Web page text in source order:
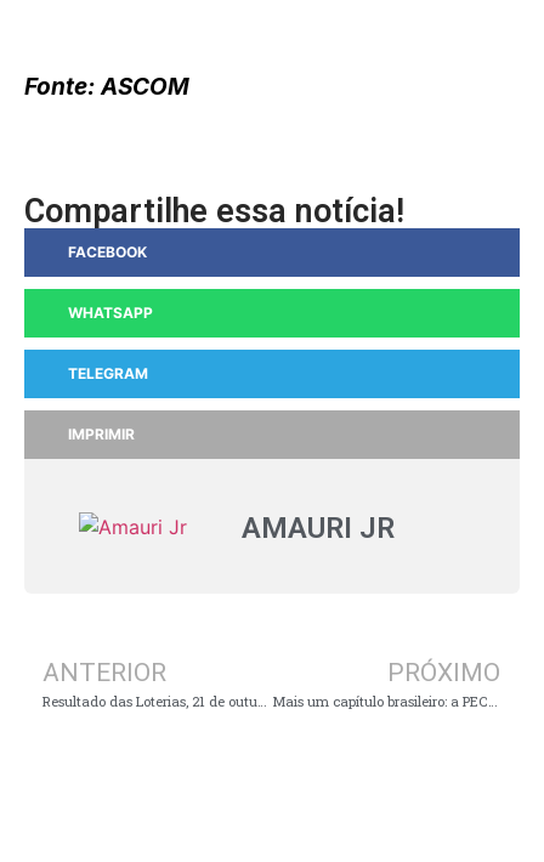
Fonte: ASCOM
Compartilhe essa notícia!
FACEBOOK
WHATSAPP
TELEGRAM
IMPRIMIR
AMAURI JR
ANTERIOR
Resultado das Loterias, 21 de outubro, quinta-feira
PRÓXIMO
Mais um capítulo brasileiro: a PEC da Vingança